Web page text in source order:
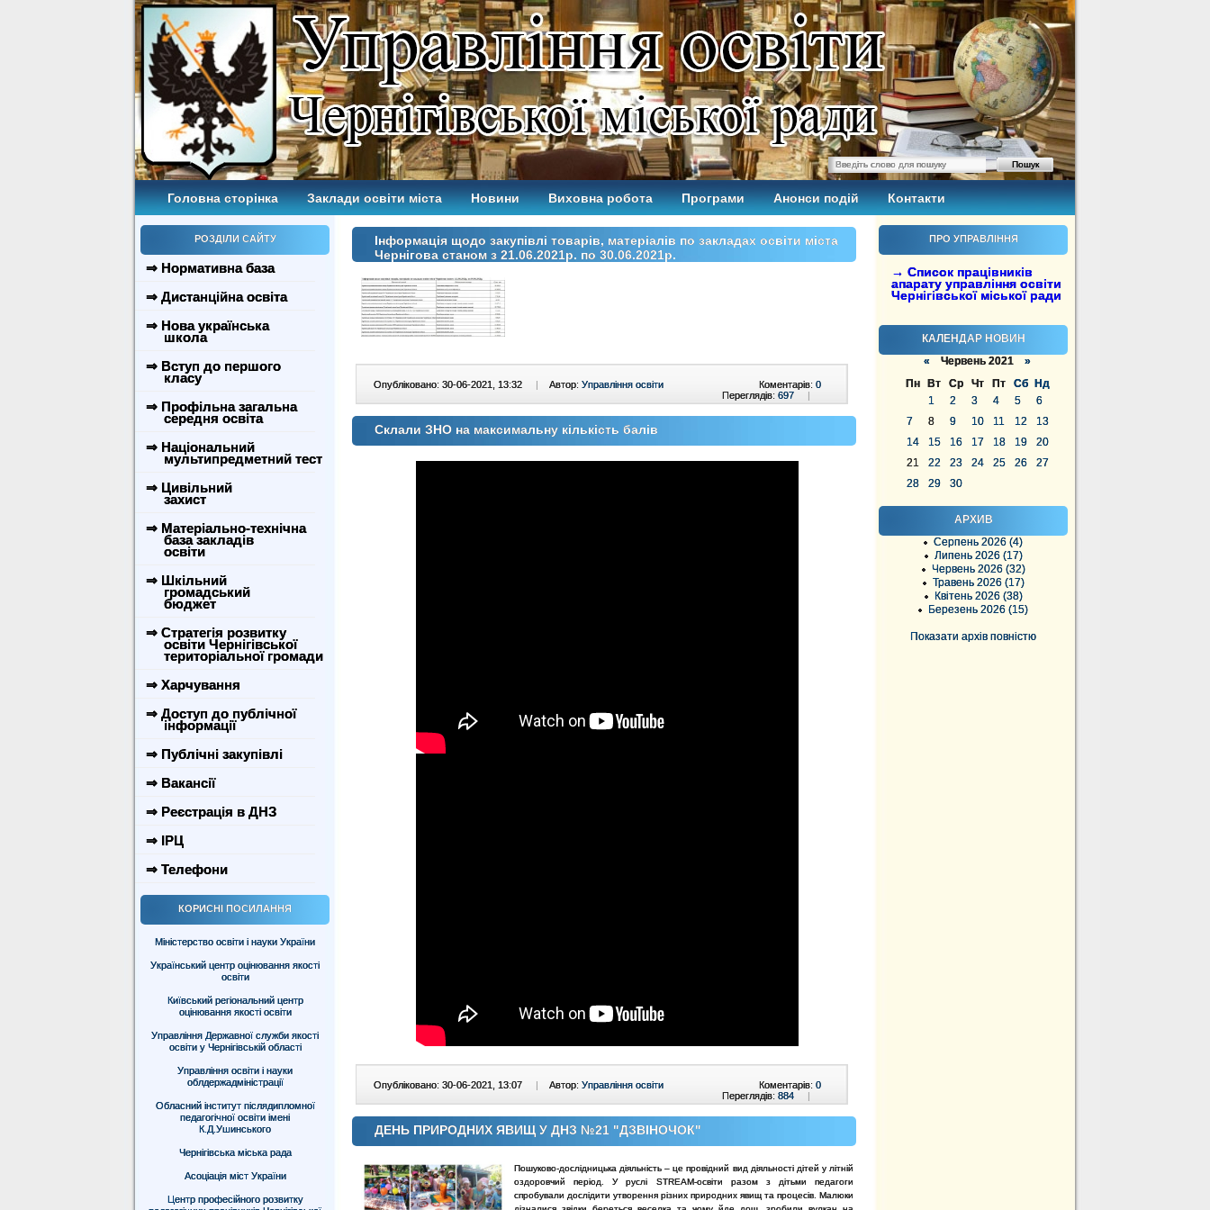
Головна сторінка Заклади освіти міста Новини Виховна робота Програми Анонси подій Контакти
РОЗДІЛИ САЙТУ
⇒ Нормативна база
⇒ Дистанційна освіта
⇒ Нова українська
школа
⇒ Вступ до першого
класу
⇒ Профільна загальна
середня освіта
⇒ Національний
мультипредметний тест
⇒ Цивільний
захист
⇒ Матеріально-технічна
база закладів
освіти
⇒ Шкільний
громадський
бюджет
⇒ Стратегія розвитку
освіти Чернігівської
територіальної громади
⇒ Харчування
⇒ Доступ до публічної
інформації
⇒ Публічні закупівлі
⇒ Вакансії
⇒ Реєстрація в ДНЗ
⇒ ІРЦ
⇒ Телефони
КОРИСНІ ПОСИЛАННЯ
Міністерство освіти і науки України
Український центр оцінювання якості
освіти
Київський регіональний центр
оцінювання якості освіти
Управління Державної служби якості
освіти у Чернігівській області
Управління освіти і науки
облдержадміністрації
Обласний інститут післядипломної
педагогічної освіти імені
К.Д.Ушинського
Чернігівська міська рада
Асоціація міст України
Центр професійного розвитку
ПРО УПРАВЛІННЯ
→ Список працівників
апарату управління освіти
Чернігівської міської ради
КАЛЕНДАР НОВИН
« Червень 2021 »
Пн
Вт Ср Чт Пт Сб
Нд
1
2 3 4 5
6
7
8 9 10 11 12
13
14
15 16 17 18 19
20
21
22 23 24 25 26
27
28
29 30
АРХИВ
Серпень 2026 (4)
Липень 2026 (17)
Червень 2026 (32)
Травень 2026 (17)
Квітень 2026 (38)
Березень 2026 (15)
Показати архів повністю
Інформація щодо закупівлі товарів, матеріалів по закладах освіти міста
Чернігова станом з 21.06.2021р. по 30.06.2021р.
Опубліковано: 30-06-2021, 13:32 Автор: Управління освіти Коментарів: 0
Переглядів: 697
Склали ЗНО на максимальну кількість балів
Опубліковано: 30-06-2021, 13:07 Автор: Управління освіти Коментарів: 0
Переглядів: 884
ДЕНЬ ПРИРОДНИХ ЯВИЩ У ДНЗ №21 "ДЗВІНОЧОК"
Пошуково-дослідницька діяльність – це провідний вид діяльності дітей у літній
оздоровчий період. У руслі STREAM-освіти разом з дітьми педагоги
спробували дослідити утворення різних природних явищ та процесів. Малюки